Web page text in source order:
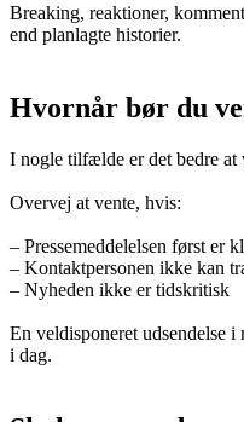
Breaking, reaktioner,
end planlagte historier.
Hvornår bør du
I nogle tilfælde er det bedre at
Overvej at vente, hvis:
– Pressemeddelelsen først er
– Kontaktpersonen ikke kan
– Nyheden ikke er tidskritisk
En veldisponeret udsendelse i
i dag.